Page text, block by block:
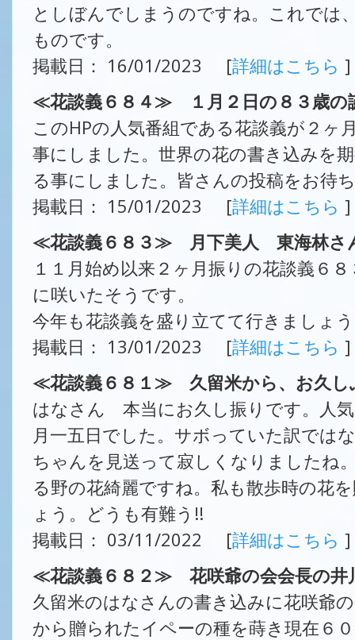
としぼんでしまうのですね。これでは
ものです。
掲載日： 16/01/2023 [詳細はこちら ]
≪花談義６８４≫ １月２日の８３歳の
このHPの人気番組である花談義が２
事にしました。世界の花の書き込みを
る事にしました。皆さんの投稿をお待
掲載日： 15/01/2023 [詳細はこちら ]
≪花談義６８３≫ 月下美人 東海林さ
１１月始め以来２ヶ月振りの花談義６
に咲いたそうです。
今年も花談義を盛り立てて行きましょ
掲載日： 13/01/2023 [詳細はこちら ]
≪花談義６８１≫ 久留米から、お久
はなさん 本当にお久し振りです。人
月一五日でした。サボっていた訳では
ちゃんを見送って寂しくなりましたね
る野の花綺麗ですね。私も散歩時の花
ょう。どうも有難う!!
掲載日： 03/11/2022 [詳細はこちら ]
≪花談義６８２≫ 花咲爺の会会長の井
久留米のはなさんの書き込みに花咲爺
から贈られたイペーの種を蒔き現在６